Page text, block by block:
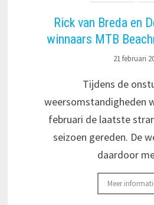
Rick van Breda en
winnaars MTB
21 februari
Tijdens de
weersomstandigheden
februari de laatste
seizoen gereden. De
daardoor
Meer